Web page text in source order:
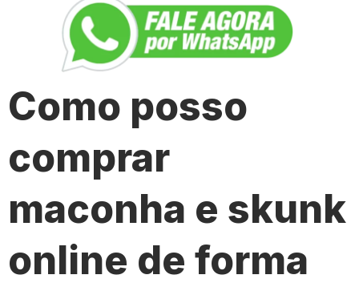
Como posso
comprar
maconha e skunk
online de forma